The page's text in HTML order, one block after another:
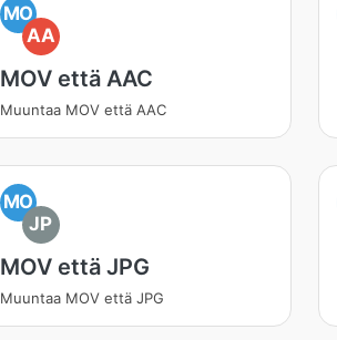
MO
AA
MOV että AAC
Muuntaa MOV että AAC
MO
JP
MOV että JPG
Muuntaa MOV että JPG